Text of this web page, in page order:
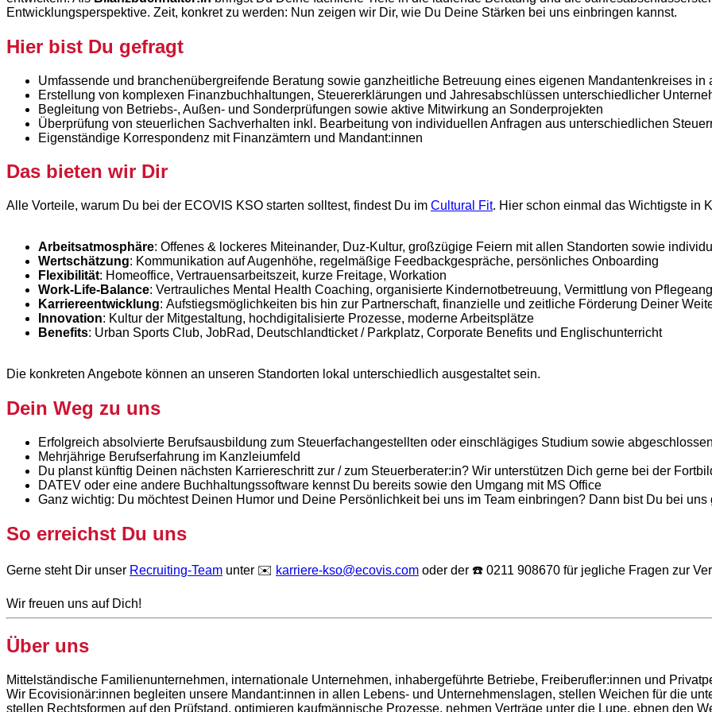
Entwicklungsperspektive. Zeit, konkret zu werden: Nun zeigen wir Dir, wie Du Deine Stärken bei uns einbringen kannst.
Hier bist Du gefragt
Umfassende und branchenübergreifende Beratung sowie ganzheitliche Betreuung eines eigenen Mandantenkreises
Erstellung von komplexen Finanzbuchhaltungen, Steuererklärungen und Jahresabschlüssen unterschiedlicher
Begleitung von Betriebs-, Außen- und Sonderprüfungen sowie aktive Mitwirkung an Sonderprojekten
Überprüfung von steuerlichen Sachverhalten inkl. Bearbeitung von individuellen Anfragen aus unterschiedlichen
Eigenständige Korrespondenz mit Finanzämtern und Mandant:innen
Das bieten wir Dir
Alle Vorteile, warum Du bei der ECOVIS KSO starten solltest, findest Du im Cultural Fit. Hier schon einmal das Wichtigste in
Arbeitsatmosphäre: Offenes & lockeres Miteinander, Duz-Kultur, großzügige Feiern mit allen Standorten sowie
Wertschätzung: Kommunikation auf Augenhöhe, regelmäßige Feedbackgespräche, persönliches Onboarding
Flexibilität: Homeoffice, Vertrauensarbeitszeit, kurze Freitage, Workation
Work-Life-Balance: Vertrauliches Mental Health Coaching, organisierte Kindernotbetreuung, Vermittlung von
Karriereentwicklung: Aufstiegsmöglichkeiten bis hin zur Partnerschaft, finanzielle und zeitliche Förderung Deiner
Innovation: Kultur der Mitgestaltung, hochdigitalisierte Prozesse, moderne Arbeitsplätze
Benefits: Urban Sports Club, JobRad, Deutschlandticket / Parkplatz, Corporate Benefits und Englischunterricht
Die konkreten Angebote können an unseren Standorten lokal unterschiedlich ausgestaltet sein.
Dein Weg zu uns
Erfolgreich absolvierte Berufsausbildung zum Steuerfachangestellten oder einschlägiges Studium sowie
Mehrjährige Berufserfahrung im Kanzleiumfeld
Du planst künftig Deinen nächsten Karriereschritt zur / zum Steuerberater:in? Wir unterstützen Dich gerne bei der
DATEV oder eine andere Buchhaltungssoftware kennst Du bereits sowie den Umgang mit MS Office
Ganz wichtig: Du möchtest Deinen Humor und Deine Persönlichkeit bei uns im Team einbringen? Dann bist Du bei
So erreichst Du uns
Gerne steht Dir unser Recruiting-Team unter ✉️ karriere-kso@ecovis.com oder der ☎️ 0211 908670 für jegliche Fragen zur
Wir freuen uns auf Dich!
Über uns
Mittelständische Familienunternehmen, internationale Unternehmen, inhabergeführte Betriebe, Freiberufler:innen und
Wir Ecovisionär:innen begleiten unsere Mandant:innen in allen Lebens- und Unternehmenslagen, stellen Weichen für die
stellen Rechtsformen auf den Prüfstand, optimieren kaufmännische Prozesse, nehmen Verträge unter die Lupe, ebnen den